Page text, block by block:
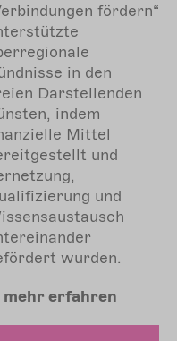
fördern“
in den
Darstellenden
indem
Mittel
und
und
wurden.
mehr erfahren